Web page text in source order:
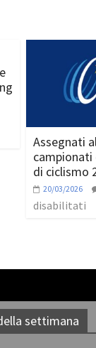
Assegnati
campionati
di ciclismo
20/03/2026
disabilitati
settimana